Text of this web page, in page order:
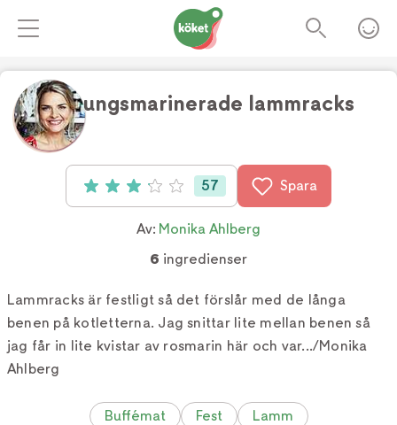
Honungsmarinerade lammracks
Betyg: 3.1 av 5 (57 röster)
57 Spara
Av: Monika Ahlberg
6 ingredienser
Lammracks är festligt så det förslår med de långa
benen på kotletterna. Jag snittar lite mellan benen så
jag får in lite kvistar av rosmarin här och var.../Monika
Ahlberg
Buffémat Fest
Lamm